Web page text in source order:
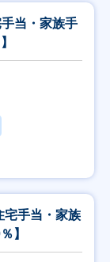
当・家族手
宅手当・家族
】